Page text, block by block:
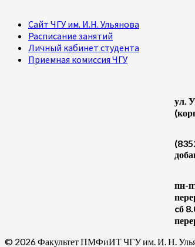
Сайт ЧГУ им. И.Н. Ульянова
Расписание занятий
Личный кабинет студента
Приемная комиссия ЧГУ
ул.
пн-
cб
© 2026 Факультет ПМФиИТ ЧГУ им. И. Н.